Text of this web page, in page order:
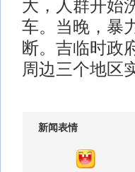
大，人群开始
车。当晚，暴
断。吉临时政
周边三个地区
新闻表情